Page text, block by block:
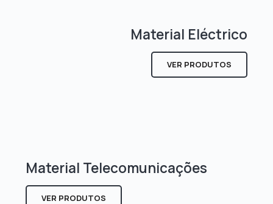
Material Eléctrico
VER PRODUTOS
Material Telecomunicações
VER PRODUTOS